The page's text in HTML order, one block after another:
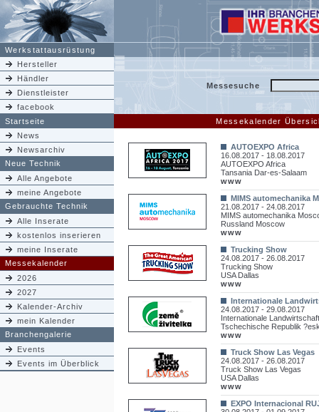
Werkstattausrüstung
Hersteller
Händler
Dienstleister
facebook
Messesuche
Startseite
Messekalender
News
Newsarchiv
Neue Technik
Alle Angebote
meine Angebote
Gebrauchte Technik
Alle Inserate
kostenlos inserieren
meine Inserate
Messekalender
2026
2027
Kalender-Archiv
mein Kalender
Branchengalerie
Events
Events im Überblick
AUTOEXPO Africa
16.08.2017 - 18.08.2017
AUTOEXPO Africa
Tansania Dar-es-Salaam
www
MIMS automechanika
21.08.2017 - 24.08.2017
MIMS automechanika
Russland Moscow
www
Trucking Show
24.08.2017 - 26.08.2017
Trucking Show
USA Dallas
www
Internationale
24.08.2017 - 29.08.2017
Internationale
Tschechische Republik
www
Truck Show Las Vegas
24.08.2017 - 26.08.2017
Truck Show Las Vegas
USA Dallas
www
EXPO Internacional